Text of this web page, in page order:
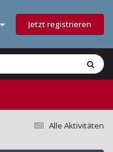
Jetzt registrieren
Alle Aktivitäten